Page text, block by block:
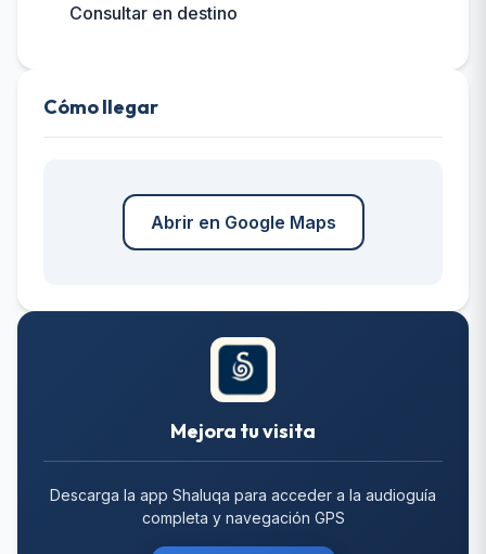
Consultar en destino
Cómo llegar
Abrir en Google Maps
Mejora tu visita
Descarga la app Shaluqa para acceder a la audioguía
completa y navegación GPS